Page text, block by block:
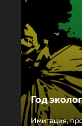
Год
Имитация,